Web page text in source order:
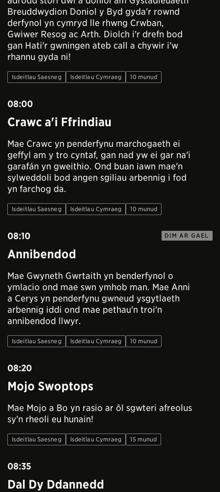
Breuddwydion Doniol y Byd gyda'r rownd
derfynol yn cymryd lle rhwng Crwban,
Gwiwer Resog ac Arth. Diolch i'r drefn bod
gan Hati'r gwningen ateb call a chywir i'w
rhannu gyda ni!
Isdeitlau Saesneg Isdeitlau Cymraeg 10 munud
08:00
Crawc a'i Ffrindiau
Mae Crawc yn penderfynu marchogaeth ei
geffyl am y tro cyntaf, gan nad yw ei gar na'i
garafán yn gweithio. Ond buan iawn mae'n
sylweddoli bod angen sgiliau arbennig i fod
yn farchog da.
Isdeitlau Saesneg Isdeitlau Cymraeg 10 munud
08:10 DIM AR GAEL
Annibendod
Mae Gwyneth Gwrtaith yn benderfynol o
ymlacio ond mae swn ymhob man. Mae Anni
a Cerys yn penderfynu gwneud ysgytlaeth
arbennig iddi ond mae pethau'n troi'n
annibendod llwyr.
Isdeitlau Saesneg Isdeitlau Cymraeg 10 munud
08:20
Mojo Swoptops
Mae Mojo a Bo yn rasio ar ôl sgwteri afreolus
sy'n rheoli eu hunain!
Isdeitlau Saesneg Isdeitlau Cymraeg 15 munud
08:35
Dal Dy Ddannedd